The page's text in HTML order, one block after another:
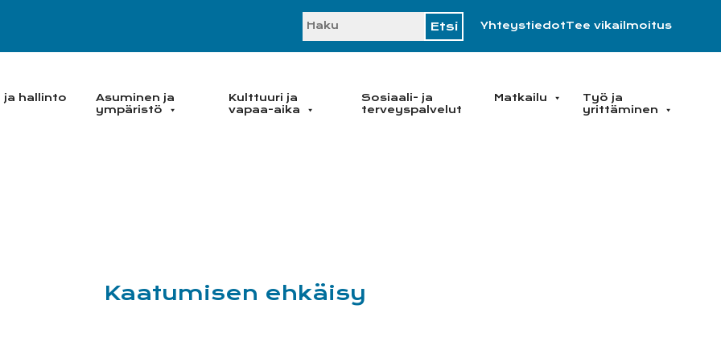
SEARCH
YhteystiedotTee vikailmoitus
ja hallinto
Asuminen ja
ympäristö
Kulttuuri ja
vapaa-aika
Sosiaali- ja
terveyspalvelut
Matkailu
Työ ja
yrittäminen
Kaatumisen ehkäisy